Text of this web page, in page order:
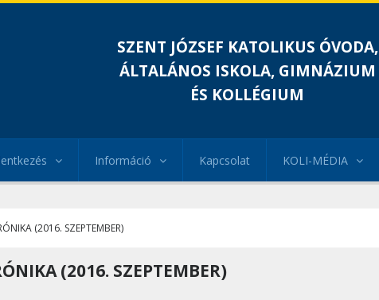
SZENT JÓZSEF KATOLIKUS ÓVODA,
ÁLTALÁNOS ISKOLA, GIMNÁZIUM
ÉS KOLLÉGIUM
Információ Kapcsolat KOLI-MÉDIA
(2016. SZEPTEMBER)
(2016. SZEPTEMBER)